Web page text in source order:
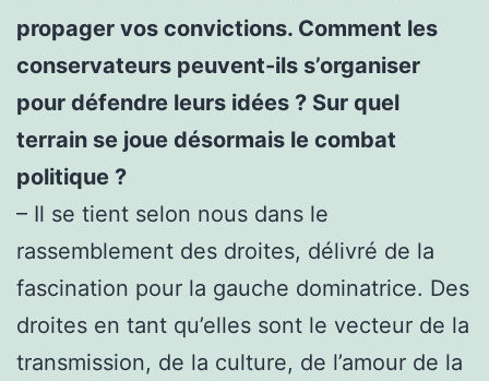
propager vos convictions. Comment les
conservateurs peuvent-ils s’organiser
pour défendre leurs idées ? Sur quel
terrain se joue désormais le combat
politique ?
– Il se tient selon nous dans le
rassemblement des droites, délivré de la
fascination pour la gauche dominatrice. Des
droites en tant qu’elles sont le vecteur de la
transmission, de la culture, de l’amour de la